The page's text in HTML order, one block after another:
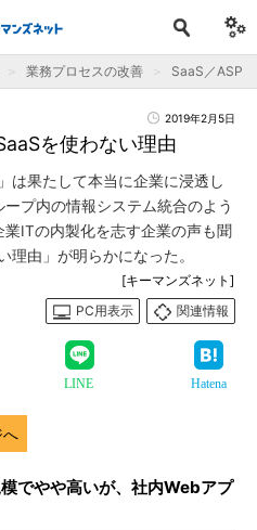
業務プロセスの改善 SaaS／ASP
2019年2月5日
を使わない理由
は果たして本当に企業に浸透し
プ内の情報システム統合のよう
ITの内製化を志す企業の声も聞
理由」が明らかになった。
[キーマンズネット]
PC用表示
関連情報
LINE Hatena
へ
でやや高いが、社内Webアプ